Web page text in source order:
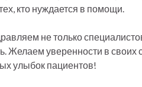
кто нуждается в помощи.
не только
Желаем уверенности в своих
улыбок пациентов!